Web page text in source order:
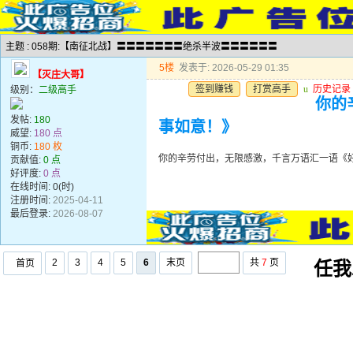
主题 : 058期:【南征北战】〓〓〓〓〓〓〓绝杀半波〓〓〓〓〓〓
【灭庄大哥】
级别： 二级高手
发帖: 180
威望: 180 点
铜币: 180 枚
贡献值: 0 点
好评度: 0 点
在线时间: 0(时)
注册时间: 2025-04-11
最后登录: 2026-08-07
5楼 发表于: 2026-05-29 01:35
签到赚钱
打赏高手 u 历史记录
你的
事如意！》
你的辛劳付出，无限感激，千言万语汇一语《
首页 2 3 4 5 6 末页 共 7 页 任我